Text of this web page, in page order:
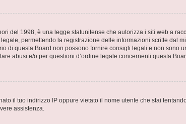
del 1998, è una legge statunitense che autorizza i siti web a
permettendo la registrazione delle informazioni scritte dal
di questa Board non possono fornire consigli legali e non sono
abusi e/o per questioni d’ordine legale concernenti questa
il tuo indirizzo IP oppure vietato il nome utente che stai
assistenza.